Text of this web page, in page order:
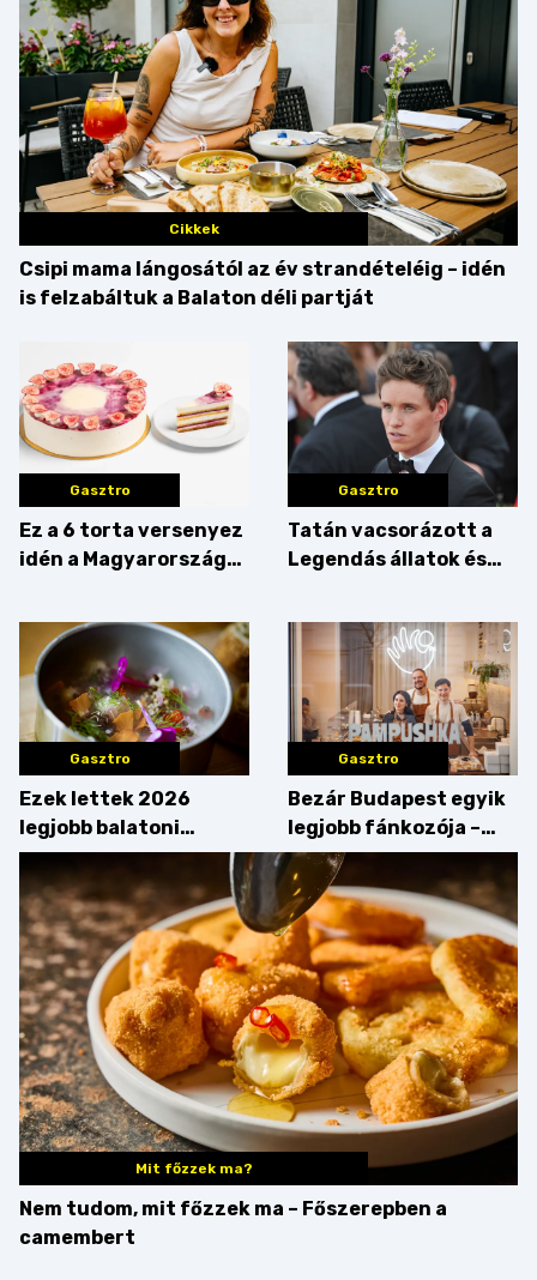
Cikkek
Csipi mama lángosától az év strandételéig – idén
is felzabáltuk a Balaton déli partját
Gasztro
Ez a 6 torta versenyez
idén a Magyarország
Gasztro
Tatán vacsorázott a
Legendás állatok és
Gasztro
Ezek lettek 2026
legjobb balatoni
strandételei –
végigkóstoltuk a
győzteseket
Gasztro
Bezár Budapest egyik
legjobb fánkozója –
búcsúzik a Pampushka
Mit főzzek ma?
Nem tudom, mit főzzek ma – Főszerepben a
camembert